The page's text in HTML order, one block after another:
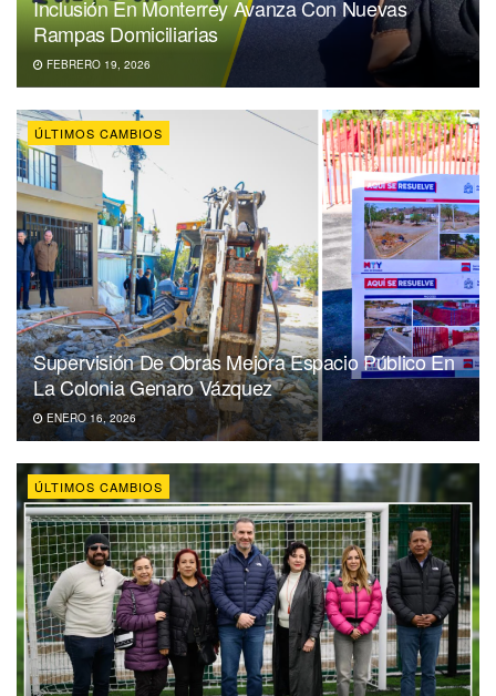
Inclusión En Monterrey Avanza Con Nuevas
Rampas Domiciliarias
FEBRERO 19, 2026
ÚLTIMOS CAMBIOS
Supervisión De Obras Mejora Espacio Público En
La Colonia Genaro Vázquez
ENERO 16, 2026
ÚLTIMOS CAMBIOS